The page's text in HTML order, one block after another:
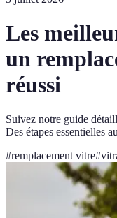
Les
un
réussi
Suivez notre guide
Des étapes essentielles
#remplacement vitre#